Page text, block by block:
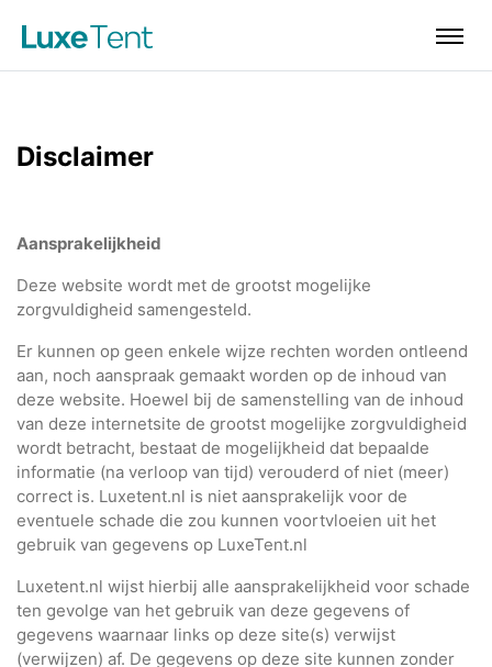
Disclaimer
Aansprakelijkheid
Deze website wordt met de grootst mogelijke
zorgvuldigheid samengesteld.
Er kunnen op geen enkele wijze rechten worden ontleend
aan, noch aanspraak gemaakt worden op de inhoud van
deze website. Hoewel bij de samenstelling van de inhoud
van deze internetsite de grootst mogelijke zorgvuldigheid
wordt betracht, bestaat de mogelijkheid dat bepaalde
informatie (na verloop van tijd) verouderd of niet (meer)
correct is. Luxetent.nl is niet aansprakelijk voor de
eventuele schade die zou kunnen voortvloeien uit het
gebruik van gegevens op LuxeTent.nl
Luxetent.nl wijst hierbij alle aansprakelijkheid voor schade
ten gevolge van het gebruik van deze gegevens of
gegevens waarnaar links op deze site(s) verwijst
(verwijzen) af. De gegevens op deze site kunnen zonder